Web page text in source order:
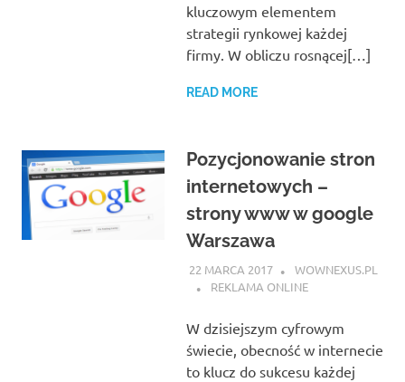
kluczowym elementem
strategii rynkowej każdej
firmy. W obliczu rosnącej[…]
READ MORE
Pozycjonowanie stron
internetowych –
strony www w google
Warszawa
22 MARCA 2017
WOWNEXUS.PL
REKLAMA ONLINE
W dzisiejszym cyfrowym
świecie, obecność w internecie
to klucz do sukcesu każdej